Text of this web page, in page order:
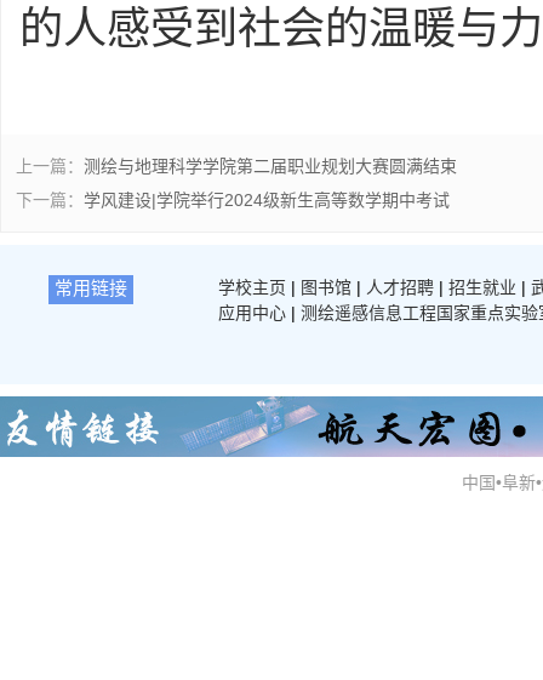
的人感受到社会的温暖与
上一篇： 测绘与地理科学学院第二届职业规划大赛圆满结束
下一篇： 学风建设|学院举行2024级新生高等数学期中考试
常用链接 学校主页 | 图书馆 | 人才招聘 | 招生就业 |
应用中心 | 测绘遥感信息工程国家重点实验
中国•阜新